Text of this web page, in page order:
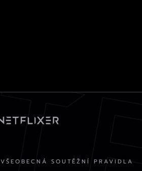
VŠEOBECNÁ SOUTĚŽNÍ PRAVIDLA